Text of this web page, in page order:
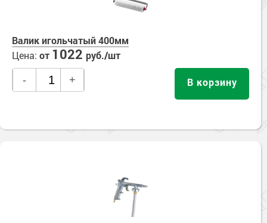
Валик игольчатый 400мм
Цена: от 1022 руб./шт
- + В корзину